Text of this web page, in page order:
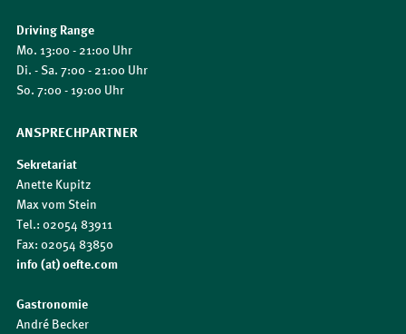
Driving Range
Mo. 13:00 - 21:00 Uhr
Di. - Sa. 7:00 - 21:00 Uhr
So. 7:00 - 19:00 Uhr
ANSPRECHPARTNER
Sekretariat
Anette Kupitz
Max vom Stein
Tel.: 02054 83911
Fax: 02054 83850
info (at) oefte.com
Gastronomie
André Becker